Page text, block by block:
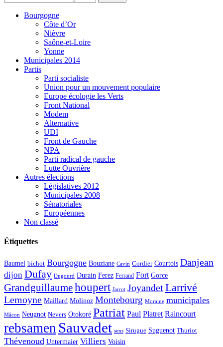
Bourgogne
Côte d’Or
Nièvre
Saône-et-Loire
Yonne
Municipales 2014
Partis
Parti socialiste
Union pour un mouvement populaire
Europe écologie les Verts
Front National
Modem
Alternative
UDI
Front de Gauche
NPA
Parti radical de gauche
Lutte Ouvrière
Autres élections
Législatives 2012
Municipales 2008
Sénatoriales
Européennes
Non classé
Étiquettes
Baumel bichot Bourgogne Bouziane Cavin Cordier Courtois Danjean
dijon Dufay Dugourd Durain Ferez Ferrand Fort Gorce
Grandguillaumehoupert Jarrot JoyandetLarrivé
Lemoyne Maillard Molinoz Montebourg Moraine municipales
Mâcon Neugnot Nevers Otokoré Patriat Paul Platret Raincourt
rebsamen Sauvadet sens Sirugue Suguenot Thuriot
Thévenoud Untermaier Villiers Voisin